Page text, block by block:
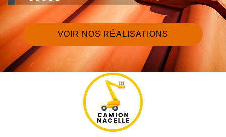
VOIR NOS RÉALISATIONS